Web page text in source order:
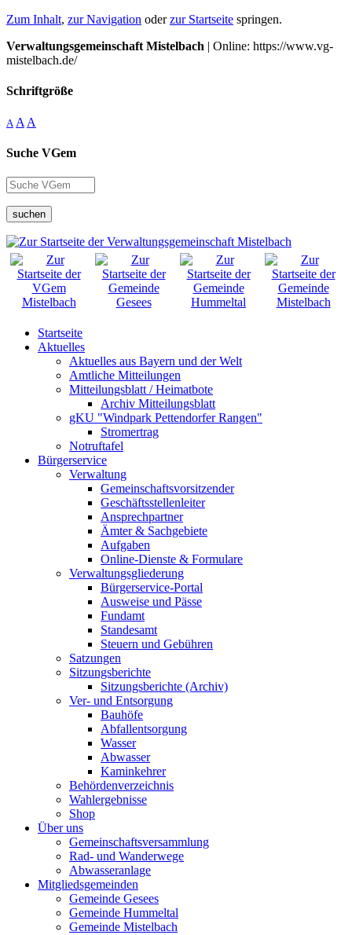
Zum Inhalt, zur Navigation oderzur Startseite springen.
Verwaltungsgemeinschaft Mistelbach | Online: https://www.vg-
mistelbach.de/
Schriftgröße
A A A
Suche VGem
suchen
Startseite
Aktuelles
Aktuelles aus Bayern und der Welt
Amtliche Mitteilungen
Mitteilungsblatt / Heimatbote
Archiv Mitteilungsblatt
gKU "Windpark Pettendorfer Rangen"
Stromertrag
Notruftafel
Bürgerservice
Verwaltung
Gemeinschaftsvorsitzender
Geschäftsstellenleiter
Ansprechpartner
Ämter & Sachgebiete
Aufgaben
Online-Dienste & Formulare
Verwaltungsgliederung
Bürgerservice-Portal
Ausweise und Pässe
Fundamt
Standesamt
Steuern und Gebühren
Satzungen
Sitzungsberichte
Sitzungsberichte (Archiv)
Ver- und Entsorgung
Bauhöfe
Abfallentsorgung
Wasser
Abwasser
Kaminkehrer
Behördenverzeichnis
Wahlergebnisse
Shop
Über uns
Gemeinschaftsversammlung
Rad- und Wanderwege
Abwasseranlage
Mitgliedsgemeinden
Gemeinde Gesees
Gemeinde Hummeltal
Gemeinde Mistelbach